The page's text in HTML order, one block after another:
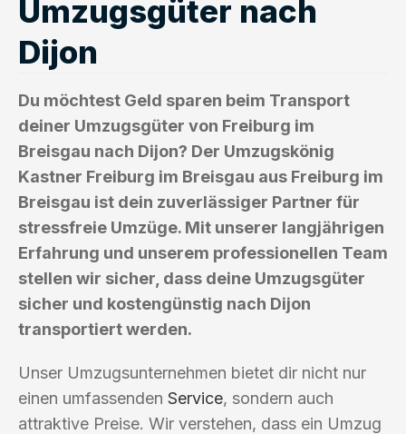
Umzugsgüter nach
Dijon
Du möchtest Geld sparen beim Transport
deiner Umzugsgüter von Freiburg im
Breisgau nach Dijon? Der Umzugskönig
Kastner Freiburg im Breisgau aus Freiburg im
Breisgau ist dein zuverlässiger Partner für
stressfreie Umzüge. Mit unserer langjährigen
Erfahrung und unserem professionellen Team
stellen wir sicher, dass deine Umzugsgüter
sicher und kostengünstig nach Dijon
transportiert werden.
Unser Umzugsunternehmen bietet dir nicht nur
einen umfassenden Service, sondern auch
attraktive Preise. Wir verstehen, dass ein Umzug